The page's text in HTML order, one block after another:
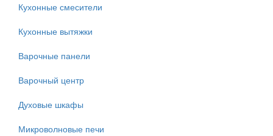
Кухонные смесители
Кухонные вытяжки
Варочные панели
Варочный центр
Духовые шкафы
Микроволновые печи